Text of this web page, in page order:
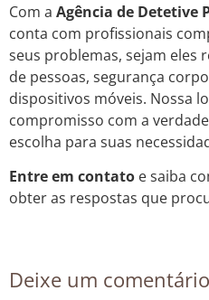
Com a Agência de Detetive
conta com profissionais
seus problemas, sejam eles
de pessoas, segurança
dispositivos móveis. Nossa
compromisso com a
escolha para suas
Entre em contato e saiba
obter as respostas que
Deixe um comentário